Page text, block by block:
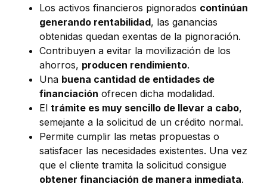
Los activos financieros pignorados continúan
generando rentabilidad, las ganancias
obtenidas quedan exentas de la pignoración.
Contribuyen a evitar la movilización de los
ahorros, producen rendimiento.
Una buena cantidad de entidades de
financiación ofrecen dicha modalidad.
El trámite es muy sencillo de llevar a cabo,
semejante a la solicitud de un crédito normal.
Permite cumplir las metas propuestas o
satisfacer las necesidades existentes. Una vez
que el cliente tramita la solicitud consigue
obtener financiación de manera inmediata.